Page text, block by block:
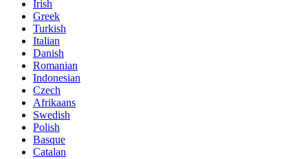
Irish
Greek
Turkish
Italian
Danish
Romanian
Indonesian
Czech
Afrikaans
Swedish
Polish
Basque
Catalan